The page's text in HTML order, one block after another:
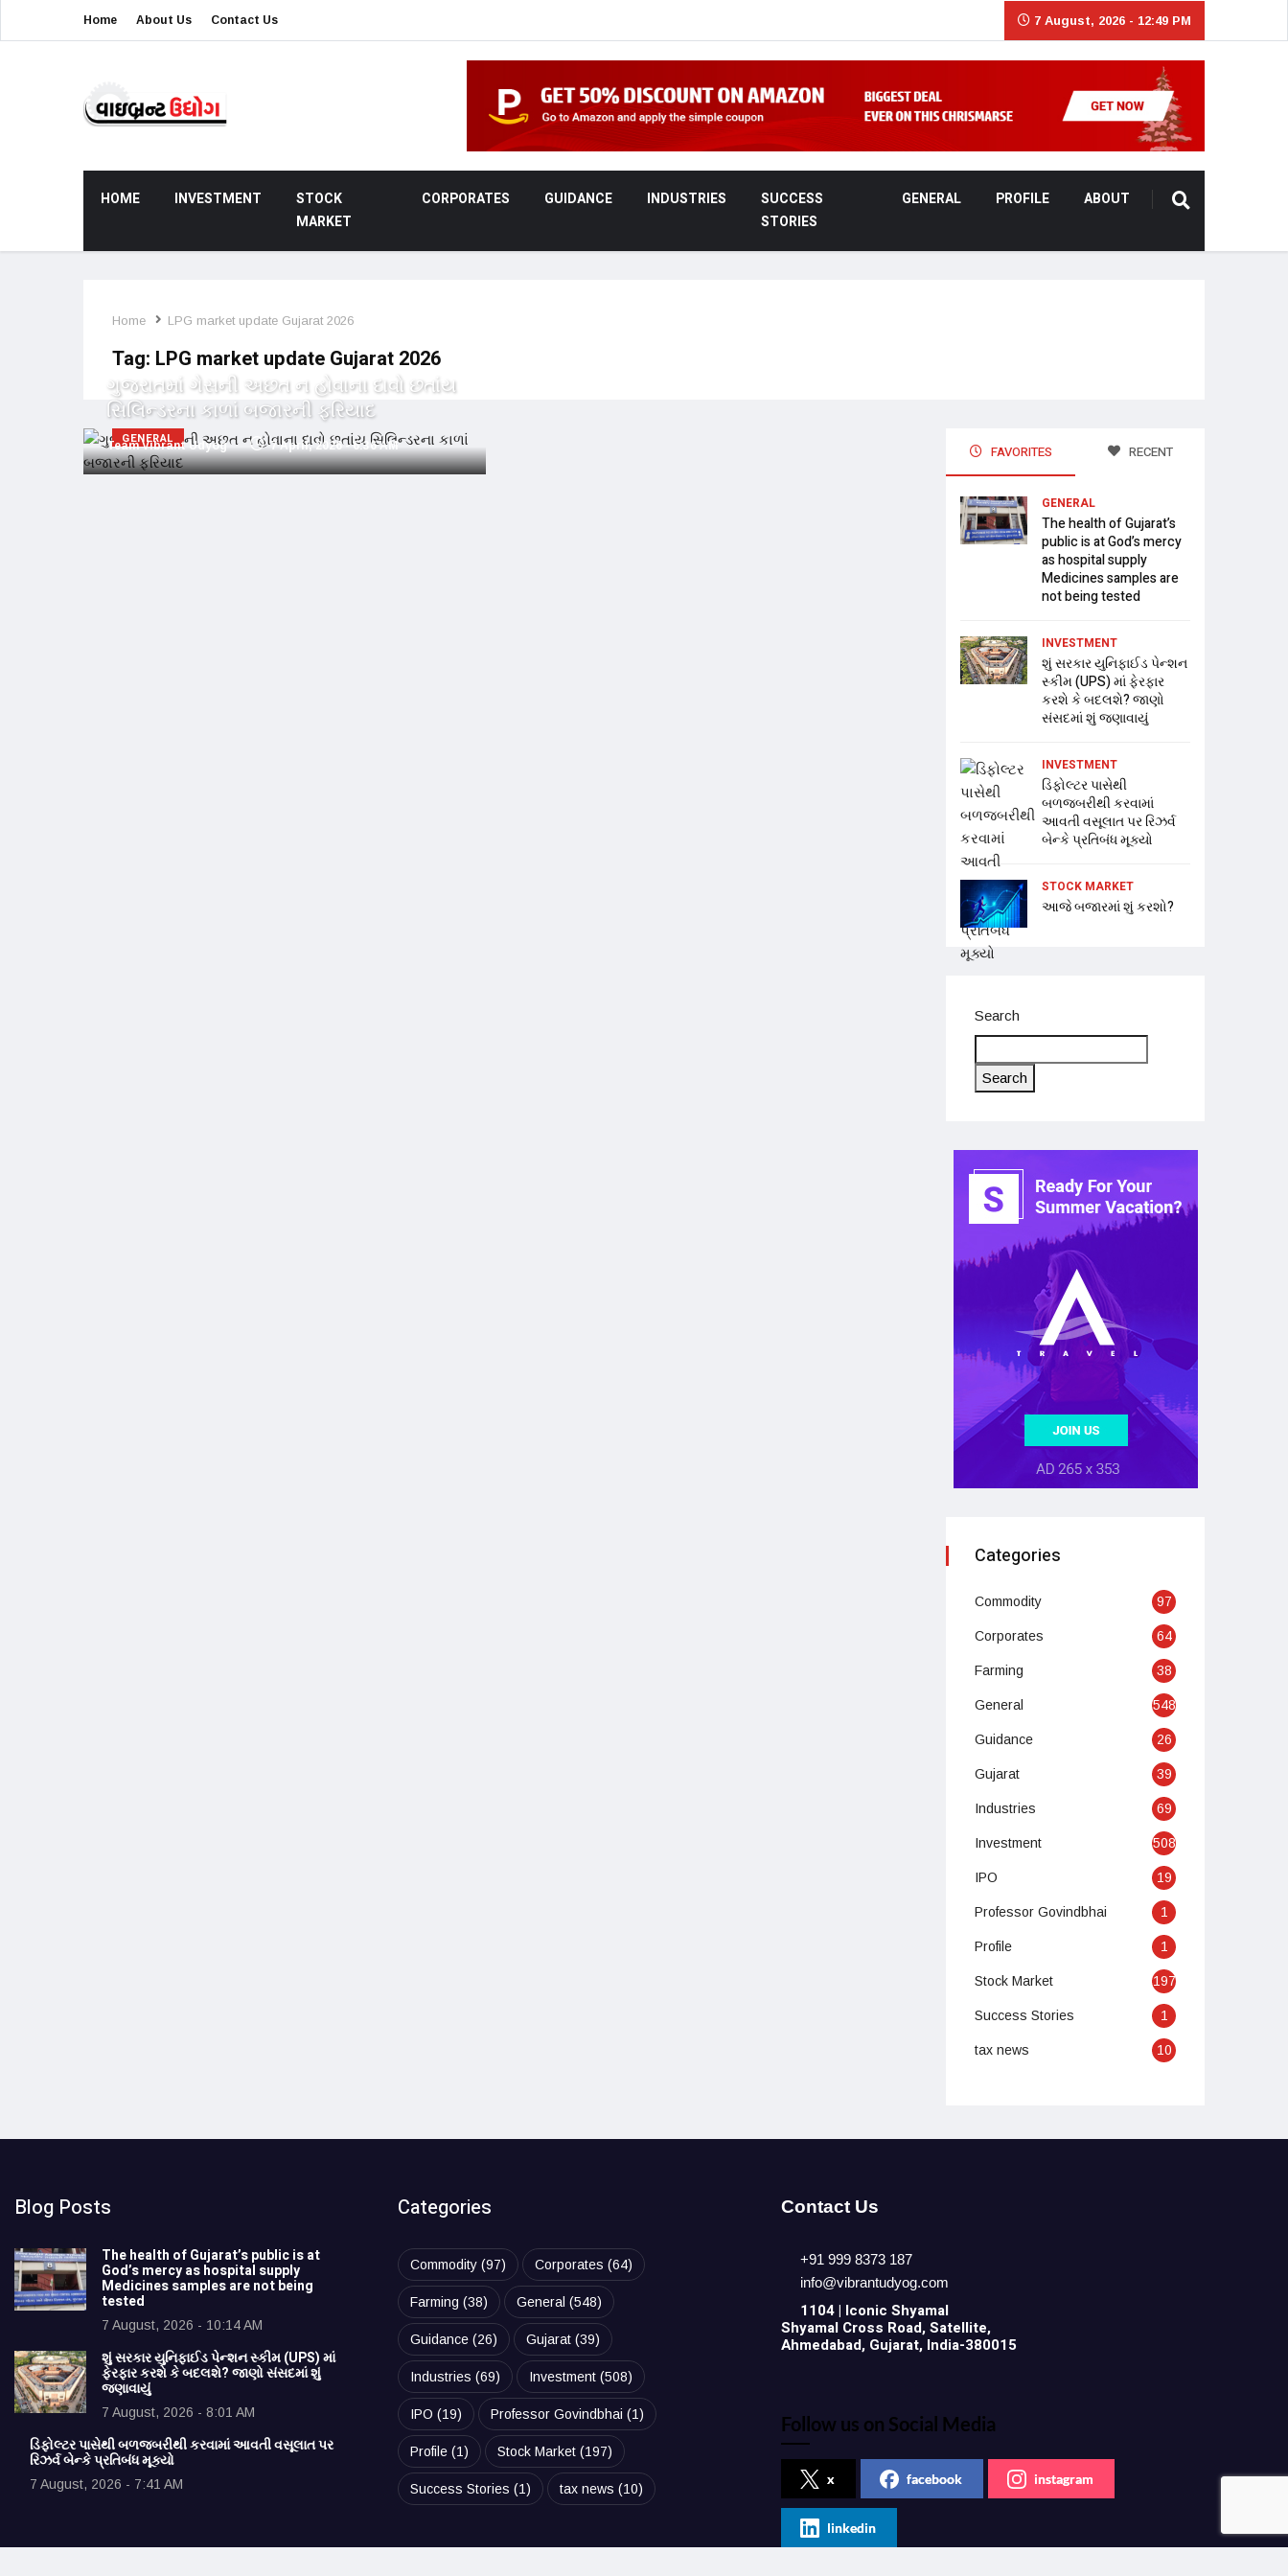
Home About Us Contact Us 7 August, 2026 - 12:49 PM
HOME INVESTMENT
STOCK
MARKET
CORPORATES GUIDANCE INDUSTRIES
SUCCESS
STORIES
GENERAL PROFILE ABOUT
Home LPG market update Gujarat 2026
Tag: LPG market update Gujarat 2026
GENERAL
ગુજરાતમાં ગેસની અછત ન હોવાના દાવો છતાંય
સિલિન્ડરના કાળાં બજારની ફરિયાદ
Team Vibrant Udyog 7 April, 2026 - 6:36 AM FAVORITES RECENT
GENERAL
The health of Gujarat’s
public is at God’s mercy
as hospital supply
Medicines samples are
not being tested
INVESTMENT
શું સરકાર યુનિફાઈડ પેન્શન
સ્કીમ (UPS) માં ફેરફાર
કરશે કે બદલશે? જાણો
સંસદમાં શું જણાવાયું
INVESTMENT
ડિફોલ્ટર પાસેથી
બળજબરીથી કરવામાં
આવતી વસૂલાત પર રિઝર્વ
બેન્કે પ્રતિબંધ મૂક્યો
STOCK MARKET
આજે બજારમાં શું કરશો?
Search
Search
Categories
Commodity 97
Corporates 64
Farming 38
General 548
Guidance 26
Gujarat 39
Industries 69
Investment 508
IPO 19
Professor Govindbhai 1
Profile 1
Stock Market 197
Success Stories 1
tax news 10
Blog Posts
The health of Gujarat’s public is at
God’s mercy as hospital supply
Medicines samples are not being
tested
7 August, 2026 - 10:14 AM
શું સરકાર યુનિફાઈડ પેન્શન સ્કીમ (UPS) માં
ફેરફાર કરશે કે બદલશે? જાણો સંસદમાં શું
જણાવાયું
7 August, 2026 - 8:01 AM
ડિફોલ્ટર પાસેથી બળજબરીથી કરવામાં આવતી વસૂલાત પર
રિઝર્વ બેન્કે પ્રતિબંધ મૂક્યો
7 August, 2026 - 7:41 AM
Categories
Commodity(97) Corporates (64)
Farming (38) General (548)
Guidance(26) Gujarat(39)
Industries (69) Investment(508)
IPO (19) Professor Govindbhai (1)
Profile(1) Stock Market(197)
Success Stories (1) tax news (10)
Contact Us
+91 999 8373 187
info@vibrantudyog.com
1104 | Iconic Shyamal
Shyamal Cross Road, Satellite,
Ahmedabad, Gujarat, India-380015
Follow us on Social Media
x facebook instagram
linkedin